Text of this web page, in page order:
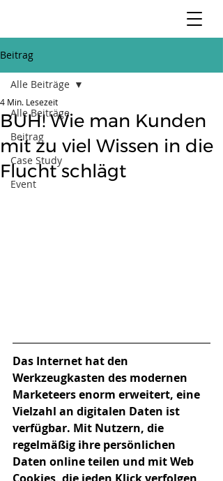
Beitrag
Alle Beiträge
Beitrag
Case Study
Event
Alle Beiträge
BUH! Wie man Kunden
mit zu viel Wissen in die
Flucht schlägt
4 Min. Lesezeit
Das Internet hat den
Werkzeugkasten des modernen
Marketeers enorm erweitert, eine
Vielzahl an digitalen Daten ist
verfügbar. Mit Nutzern, die
regelmäßig ihre persönlichen
Daten online teilen und mit Web